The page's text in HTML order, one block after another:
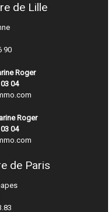
de Lille
90
Roger
04
Roger
04
de Paris